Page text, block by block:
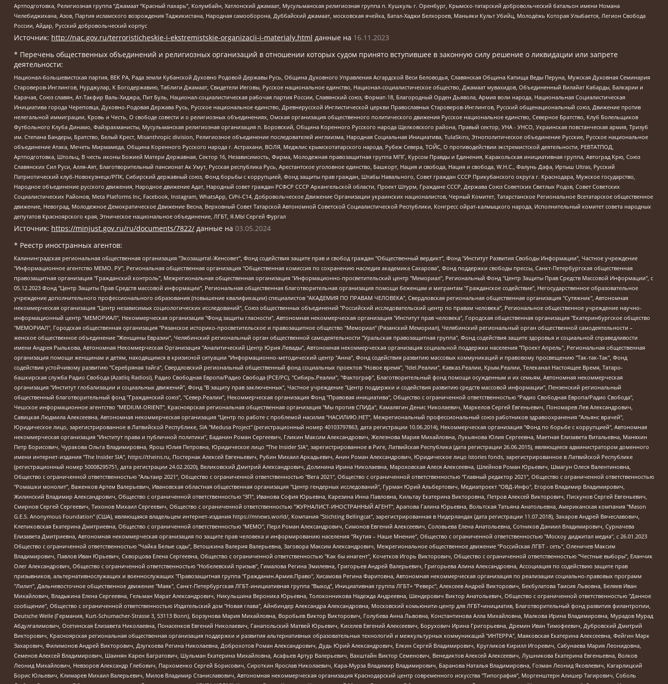
Артподготовка, Религиозная группа “Джамаат “Красный пахарь”, Колумбайн, Хатлонский джамаат, Мусульманская религиозная группа п. Кушкуль г. Оренбург, Крымско-татарский добровольческий батальон имени Номана
Челебиджихана, Азов, Партия исламского возрождения Таджикистана, Народная самооборона, Дуббайский джамаат, московская ячейка, Батал-Хаджи Белхороев, Маньяки Культ Убийц, Молодёжь Которая Улыбается, Легион Свобода
России, Айдар, Русский добровольческий корпус
Источник: http://nac.gov.ru/terroristicheskie-i-ekstremistskie-organizacii-i-materialy.html данные на 16.11.2023
* Перечень общественных объединений и религиозных организаций в отношении которых судом принято вступившее в законную силу решение о ликвидации или запрете
деятельности:
Национал-большевистская партия, ВЕК РА, Рада земли Кубанской Духовно Родовой Державы Русь, Община Духовного Управления Асгардской Веси Беловодья, Славянская Община Капища Веды Перуна, Мужская Духовная Семинария
Староверов-Инглингов, Нурджулар, К Богодержавию, Таблиги Джамаат, Свидетели Иеговы, Русское национальное единство, Национал-социалистическое общество, Джамаат мувахидов, Объединенный Вилайат Кабарды, Балкарии и
Карачая, Союз славян, Ат-Такфир Валь-Хиджра, Пит Буль, Национал-социалистическая рабочая партия России, Славянский союз, Формат-18, Благородный Орден Дьявола, Армия воли народа, Национальная Социалистическая
Инициатива города Череповца, Духовно-Родовая Держава Русь, Русское национальное единство, Древнерусской Инглистической церкви Православных Староверов-Инглингов, Русский общенациональный союз, Движение против
нелегальной иммиграции, Кровь и Честь, О свободе совести и о религиозных объединениях, Омская организация общественного политического движения Русское национальное единство, Северное Братство, Клуб Болельщиков
Футбольного Клуба Динамо, Файзрахманисты, Мусульманская религиозная организация п. Боровский, Община Коренного Русского народа Щелковского района, Правый сектор, УНА - УНСО, Украинская повстанческая армия, Тризуб
им. Степана Бандеры, Братство, Белый Крест, Misanthropic division, Религиозное объединение последователей инглиизма, Народная Социальная Инициатива, TulaSkins, Этнополитическое объединение Русские, Русское национальное
объединение Атака, Мечеть Мирмамеда, Община Коренного Русского народа г. Астрахани, ВОЛЯ, Меджлис крымскотатарского народа, Рубеж Севера, ТОЙС, О противодействии экстремистской деятельности, РЕВТАТПОД,
Артподготовка, Штольц, В честь иконы Божией Матери Державная, Сектор 16, Независимость, Фирма, Молодежная правозащитная группа МПГ, Курсом Правды и Единения, Каракольская инициативная группа, Автоград Крю, Союз
Славянских Сил Руси, Алля-Аят, Благотворительный пансионат Ак Умут, Русская республика Русь, Арестантское уголовное единство, Башкорт, Нация и свобода, Нация и свобода, W.H.С., Фалунь Дафа, Иртыш Ultras, Русский
Патриотический клуб-Новокузнецк/РПК, Сибирский державный союз, Фонд борьбы с коррупцией, Фонд защиты прав граждан, Штабы Навального, Совет граждан СССР Прикубанского округа г. Краснодара, Мужское государство,
Народное объединение русского движения, Народное движение Адат, Народный совет граждан РСФСР СССР Архангельской области, Проект Штурм, Граждане СССР, Держава Союз Советских Светлых Родов, Совет Советских
Социалистических Районов, Meta Platforms Inc, Facebook, Instagram, WhatsApp, СИЧ-С14, Добровольческое Движение Организации украинских националистов, Черный Комитет, Татарстанское Региональное Всетатарское общественное
движение, Невоград, Молодежное Демократическое Движение Весна, Верховный Совет Татарской Автономной Советской Социалистической Республики, Конгресс ойрат-калмыцкого народа, Исполнительный комитет совета народных
депутатов Красноярского края, Этническое национальное объединение, ЛГБТ, Я.МЫ Сергей Фургал
Источник: https://minjust.gov.ru/ru/documents/7822/ данные на 03.05.2024
* Реестр иностранных агентов:
Калининградская региональная общественная организация "Экозащита!-Женсовет", Фонд содействия защите прав и свобод граждан "Общественный вердикт", Фонд "Институт Развития Свободы Информации", Частное учреждение "Информационное агентство МЕМО. РУ", Региональная общественная организация "Общественная комиссия по сохранению наследия академика Сахарова", Фонд поддержки свободы прессы, Санкт-Петербургская общественная правозащитная организация "Гражданский контроль", Межрегиональная общественная организация "Информационно-просветительский центр "Мемориал", Региональный Фонд "Центр Защиты Прав Средств Массовой Информации", с 05.12.2023 Фонд "Центр Защиты Прав Средств массовой информации", Региональная общественная благотворительная организация помощи беженцам и мигрантам "Гражданское содействие", Негосударственное образовательное учреждение дополнительного профессионального образования (повышение квалификации) специалистов "АКАДЕМИЯ ПО ПРАВАМ ЧЕЛОВЕКА", Свердловская региональная общественная организация "Сутяжник", Автономная некоммерческая организация "Центр независимых социологических исследований", Союз общественных объединений "Российский исследовательский центр по правам человека", Региональное общественное учреждение научно-информационный центр "МЕМОРИАЛ", Некоммерческая организация "Фонд защиты гласности", Автономная некоммерческая организация "Институт прав человека", Городская общественная организация "Екатеринбургское общество "МЕМОРИАЛ", Городская общественная организация "Рязанское историко-просветительское и правозащитное общество "Мемориал" (Рязанский Мемориал), Челябинский региональный орган общественной самодеятельности – женское общественное объединение "Женщины Евразии", Челябинский региональный орган общественной самодеятельности "Уральская правозащитная группа", Фонд содействия защите здоровья и социальной справедливости имени Андрея Рылькова, Автономная Некоммерческая Организация "Аналитический Центр Юрия Левады", Автономная некоммерческая организация социальной поддержки населения "Проект Апрель", Региональная общественная организация помощи женщинам и детям, находящимся в кризисной ситуации "Информационно-методический центр "Анна", Фонд содействия развитию массовых коммуникаций и правовому просвещению "Так-так-Так", Фонд содействия устойчивому развитию "Серебряная тайга", Свердловский региональный общественный фонд социальных проектов "Новое время", "Idel.Реалии", Кавказ.Реалии, Крым.Реалии, Телеканал Настоящее Время, Татаро-башкирская служба Радио Свобода (Azatliq Radiosi), Радио Свободная Европа/Радио Свобода (PCE/PC), "Сибирь.Реалии", "Фактограф", Благотворительный фонд помощи осужденным и их семьям, Автономная некоммерческая организация "Институт глобализации и социальных движений", Фонд "В защиту прав заключенных", Частное учреждение "Центр поддержки и содействия развитию средств массовой информации", Пензенский региональный общественный благотворительный фонд "Гражданский союз", "Север.Реалии", Некоммерческая организация Фонд "Правовая инициатива", Общество с ограниченной ответственностью "Радио Свободная Европа/Радио Свобода", Чешское информационное агентство "MEDIUM-ORIENT", Красноярская региональная общественная организация "Мы против СПИДа", Камалягин Денис Николаевич, Маркелов Сергей Евгеньевич, Пономарев Лев Александрович, Савицкая Людмила Алексеевна, Автономная некоммерческая организация "Центр по работе с проблемой насилия "НАСИЛИЮ.НЕТ", Межрегиональный профессиональный союз работников здравоохранения "Альянс врачей", Юридическое лицо, зарегистрированное в Латвийской Республике, SIA "Medusa Project" (регистрационный номер 40103797863, дата регистрации 10.06.2014), Некоммерческая организация "Фонд по борьбе с коррупцией", Автономная некоммерческая организация "Институт права и публичной политики", Баданин Роман Сергеевич, Гликин Максим Александрович, Железнова Мария Михайловна, Лукьянова Юлия Сергеевна, Маетная Елизавета Витальевна, Маняхин Петр Борисович, Чуракова Ольга Владимировна, Ярош Юлия Петровна, Юридическое лицо "The Insider SIA", зарегистрированное в Риге, Латвийская Республика (дата регистрации 26.06.2015), являющееся администратором доменного имени интернет-издания "The Insider SIA", https://theins.ru, Постернак Алексей Евгеньевич, Рубин Михаил Аркадьевич, Анин Роман Александрович, Юридическое лицо Istories fonds, зарегистрированное в Латвийской Республике (регистрационный номер 50008295751, дата регистрации 24.02.2020), Великовский Дмитрий Александрович, Долинина Ирина Николаевна, Мароховская Алеся Алексеевна, Шлейнов Роман Юрьевич, Шмагун Олеся Валентиновна, Общество с ограниченной ответственностью "Альтаир 2021", Общество с ограниченной ответственностью "Вега 2021", Общество с ограниченной ответственностью "Главный редактор 2021", Общество с ограниченной ответственностью "Ромашки монолит", Важенков Артем Валерьевич, Ивановская областная общественная организация "Центр гендерных исследований", Гурман Юрий Альбертович, Медиапроект "ОВД-Инфо", Егоров Владимир Владимирович, Жилинский Владимир Александрович, Общество с ограниченной ответственностью "ЗП", Иванова София Юрьевна, Карезина Инна Павловна, Кильтау Екатерина Викторовна, Петров Алексей Викторович, Пискунов Сергей Евгеньевич, Смирнов Сергей Сергеевич, Тихонов Михаил Сергеевич, Общество с ограниченной ответственностью "ЖУРНАЛИСТ-ИНОСТРАННЫЙ АГЕНТ", Арапова Галина Юрьевна, Вольтская Татьяна Анатольевна, Американская компания "Mason G.E.S. Anonymous Foundation" (США), являющаяся владельцем интернет-издания https://mnews.world/, Компания "Stichting Bellingcat", зарегистрированная в Нидерландах (дата регистрации 11.07.2018), Захаров Андрей Вячеславович, Клепиковская Екатерина Дмитриевна, Общество с ограниченной ответственностью "МЕМО", Перл Роман Александрович, Симонов Евгений Алексеевич, Соловьева Елена Анатольевна, Сотников Даниил Владимирович, Сурначева Елизавета Дмитриевна, Автономная некоммерческая организация по защите прав человека и информированию населения "Якутия – Наше Мнение", Общество с ограниченной ответственностью "Москоу диджитал медиа", с 26.01.2023 Общество с ограниченной ответственностью "Чайка Белые сады", Ветошкина Валерия Валерьевна, Заговора Максим Александрович, Межрегиональное общественное движение "Российская ЛГБТ - сеть", Оленичев Максим Владимирович, Павлов Иван Юрьевич, Скворцова Елена Сергеевна, Общество с ограниченной ответственностью "Как бы инагент", Кочетков Игорь Викторович, Общество с ограниченной ответственностью "Честные выборы", Еланчик Олег Александрович, Общество с ограниченной ответственностью "Нобелевский призыв", Гималова Регина Эмилевна, Григорьев Андрей Валерьевич, Григорьева Алина Александровна, Ассоциация по содействию защите прав призывников, альтернативнослужащих и военнослужащих "Правозащитная группа "Гражданин.Армия.Право", Хисамова Регина Фаритовна, Автономная некоммерческая организация по реализации социально-правовых программ "Лилит", Дальневосточное общественное движение "Маяк", Санкт-Петербургская ЛГБТ-инициативная группа "Выход", Инициативная группа ЛГБТ+ "Реверс", Алексеев Андрей Викторович, Бекбулатова Таисия Львовна, Беляев Иван Михайлович, Владыкина Елена Сергеевна, Гельман Марат Александрович, Никульшина Вероника Юрьевна, Толоконникова Надежда Андреевна, Шендерович Виктор Анатольевич, Общество с ограниченной ответственностью "Данное сообщение", Общество с ограниченной ответственностью Издательский дом "Новая глава", Айнбиндер Александра Александровна, Московский комьюнити-центр для ЛГБТ+инициатив, Благотворительный фонд развития филантропии, Deutsche Welle (Германия, Kurt-Schumacher-Strasse 3, 53113 Bonn), Борзунова Мария Михайловна, Воробьев Виктор Викторович, Голубева Анна Львовна, Константинова Алла Михайловна, Малкова Ирина Владимировна, Мурадов Мурад Абдулгалимович, Осетинская Елизавета Николаевна, Понасенков Евгений Николаевич, Ганапольский Матвей Юрьевич, Киселев Евгений Алексеевич, Борухович Ирина Григорьевна, Дремин Иван Тимофеевич, Дубровский Дмитрий Викторович, Красноярская региональная общественная организация поддержки и развития альтернативных образовательных технологий и межкультурных коммуникаций "ИНТЕРРА", Маяковская Екатерина Алексеевна, Фейгин Марк Захарович, Филимонов Андрей Викторович, Дзугкоева Регина Николаевна, Доброхотов Роман Александрович, Дудь Юрий Александрович, Елкин Сергей Владимирович, Кругликов Кирилл Игоревич, Сабунаева Мария Леонидовна, Семенов Алексей Владимирович, Шаинян Карен Багратович, Шульман Екатерина Михайловна, Асафьев Артур Валерьевич, Вахштайн Виктор Семенович, Венедиктов Алексей Алексеевич, Лушникова Екатерина Евгеньевна, Волков Леонид Михайлович, Невзоров Александр Глебович, Пархоменко Сергей Борисович, Сироткин Ярослав Николаевич, Кара-Мурза Владимир Владимирович, Баранова Наталья Владимировна, Гозман Леонид Яковлевич, Кагарлицкий Борис Юльевич, Климарев Михаил Валерьевич, Милов Владимир Станиславович, Автономная некоммерческая организация Краснодарский центр современного искусства "Типография", Моргенштерн Алишер Тагирович, Соболь Любовь Эдуардовна, Общество с ограниченной ответственностью "ЛИЗА НОРМ", Каспаров Гарри Кимович, Ходорковский Михаил Борисович, Общество с ограниченной ответственностью "Апрельские тезисы", Данилович Ирина Брониславовна, Кашин Олег Владимирович, Петров Николай Владимирович, Пивоваров Алексей Владимирович, Соколов Михаил Владимирович, Цветкова Юлия Владимировна, Чичваркин Евгений Александрович, Комитет против пыток/Команда против пыток, Общество с ограниченной ответственностью "Первый научный", Общество с ограниченной ответственностью "Вертолет и ко", Белоцерковская Вероника Борисовна, Кац Максим Евгеньевич, Лазарева Татьяна Юрьевна, Шаведдинов Руслан Табризович, Яшин Илья Валерьевич, Общество с ограниченной ответственностью "Иноагент ААВ", Алешковский Дмитрий Петрович, Альбац Евгения Марковна, Быков Дмитрий Львович, Галямина Юлия Евгеньевна, Лойко Сергей Леонидович, Мартынов Кирилл Константинович, Медведев Сергей Александрович, Крашенинников Федор Геннадиевич, Гордеева Катерина Вл